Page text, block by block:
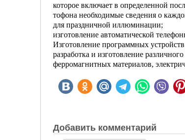
которое вклю­чает в определенной
тофона необходимые сведения о
для праздничной иллюминации;
изготовление автоматической
Изготовление программных
разработка и изготовление
ферромагнитных материалов,
Добавить комментарий